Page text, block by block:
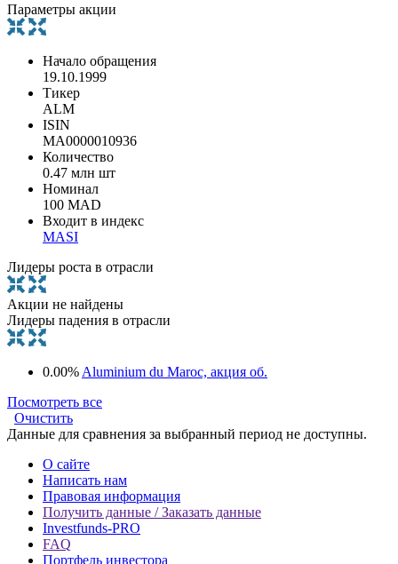
Параметры акции
Начало обращения
19.10.1999
Тикер
ALM
ISIN
MA0000010936
Количество
0.47 млн шт
Номинал
100 MAD
Входит в индекс
MASI
Лидеры роста в отрасли
Акции не найдены
Лидеры падения в отрасли
0.00% Aluminium du Maroc, акция об.
Посмотреть все
Очистить
Данные для сравнения за выбранный период не доступны.
О сайте
Написать нам
Правовая информация
Получить данные / Заказать данные
Investfunds-PRO
FAQ
Портфель инвестора